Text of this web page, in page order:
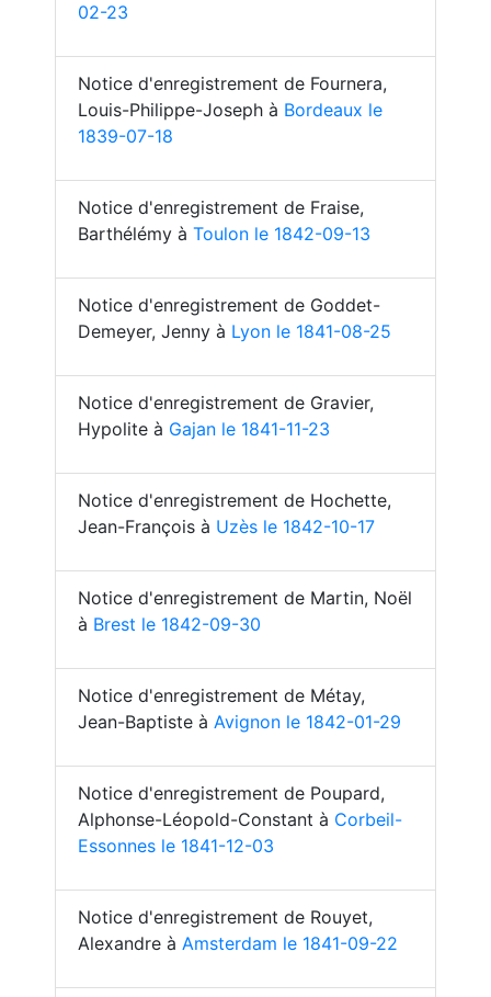
02-23
Notice d'enregistrement de Fournera,
Louis-Philippe-Joseph à Bordeaux le
1839-07-18
Notice d'enregistrement de Fraise,
Barthélémy à Toulon le 1842-09-13
Notice d'enregistrement de Goddet-
Demeyer, Jenny à Lyon le 1841-08-25
Notice d'enregistrement de Gravier,
Hypolite à Gajan le 1841-11-23
Notice d'enregistrement de Hochette,
Jean-François à Uzès le 1842-10-17
Notice d'enregistrement de Martin, Noël
à Brest le 1842-09-30
Notice d'enregistrement de Métay,
Jean-Baptiste à Avignon le 1842-01-29
Notice d'enregistrement de Poupard,
Alphonse-Léopold-Constant à Corbeil-
Essonnes le 1841-12-03
Notice d'enregistrement de Rouyet,
Alexandre à Amsterdam le 1841-09-22